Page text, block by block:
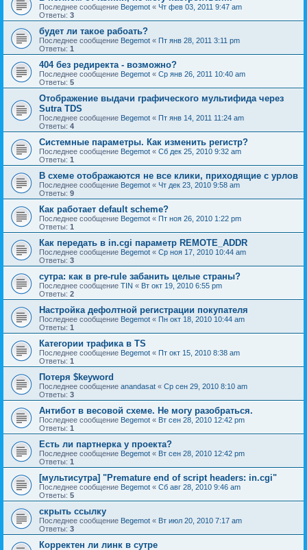
Последнее сообщение Begemot « Чт фев 03, 2011 9:47 am
Ответы: 3
будет ли такое рабоать?
Последнее сообщение Begemot « Пт янв 28, 2011 3:11 pm
Ответы: 1
404 без редиректа - возможно?
Последнее сообщение Begemot « Ср янв 26, 2011 10:40 am
Ответы: 5
Отображение выдачи графического мультифида через
Sutra TDS
Последнее сообщение Begemot « Пт янв 14, 2011 11:24 am
Ответы: 4
Системные параметры. Как изменить регистр?
Последнее сообщение Begemot « Сб дек 25, 2010 9:32 am
Ответы: 1
В схеме отображаются не все клики, приходящие с урлов
Последнее сообщение Begemot « Чт дек 23, 2010 9:58 am
Ответы: 9
Как работает default scheme?
Последнее сообщение Begemot « Пт ноя 26, 2010 1:22 pm
Ответы: 1
Как передать в in.cgi параметр REMOTE_ADDR
Последнее сообщение Begemot « Ср ноя 17, 2010 10:44 am
Ответы: 3
сутра: как в pre-rule забанить целые страны?
Последнее сообщение TIN « Вт окт 19, 2010 6:55 pm
Ответы: 2
Настройка дефолтной регистрации покупателя
Последнее сообщение Begemot « Пн окт 18, 2010 10:44 am
Ответы: 1
Категории трафика в TS
Последнее сообщение Begemot « Пт окт 15, 2010 8:38 am
Ответы: 1
Потеря $keyword
Последнее сообщение anandasat « Ср сен 29, 2010 8:10 am
Ответы: 3
Антибот в весовой схеме. Не могу разобраться.
Последнее сообщение Begemot « Вт сен 28, 2010 12:42 pm
Ответы: 1
Есть ли партнерка у проекта?
Последнее сообщение Begemot « Вт сен 28, 2010 12:42 pm
Ответы: 1
[мультисутра] "Premature end of script headers: in.cgi"
Последнее сообщение Begemot « Сб авг 28, 2010 9:46 am
Ответы: 5
скрыть ссылку
Последнее сообщение Begemot « Вт июл 20, 2010 7:17 am
Ответы: 3
Корректен ли линк в сутре